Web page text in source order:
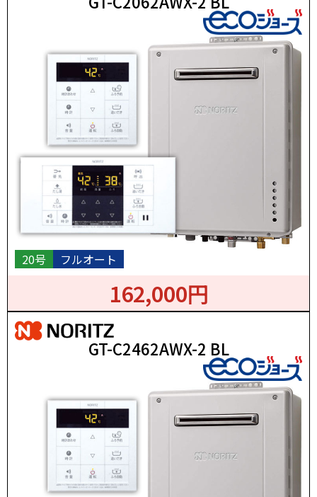
20号 フルオート
162,000円
GT-C2462AWX-2 BL